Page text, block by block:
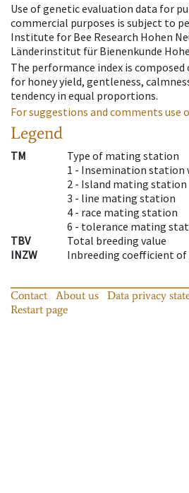
Use of genetic evaluation data for
commercial purposes is subject to
Institute for Bee Research Hohen
Länderinstitut für Bienenkunde
The performance index is
for honey yield, gentleness,
tendency in equal proportions.
For suggestions and comments use
Legend
TM
Type of mating station
1 - Insemination station
2 - Island mating station
3 - line mating station
4 - race mating station
6 - tolerance mating
TBV
Total breeding value
INZW
Inbreeding coefficient
Contact About us Data privacy
Restart page